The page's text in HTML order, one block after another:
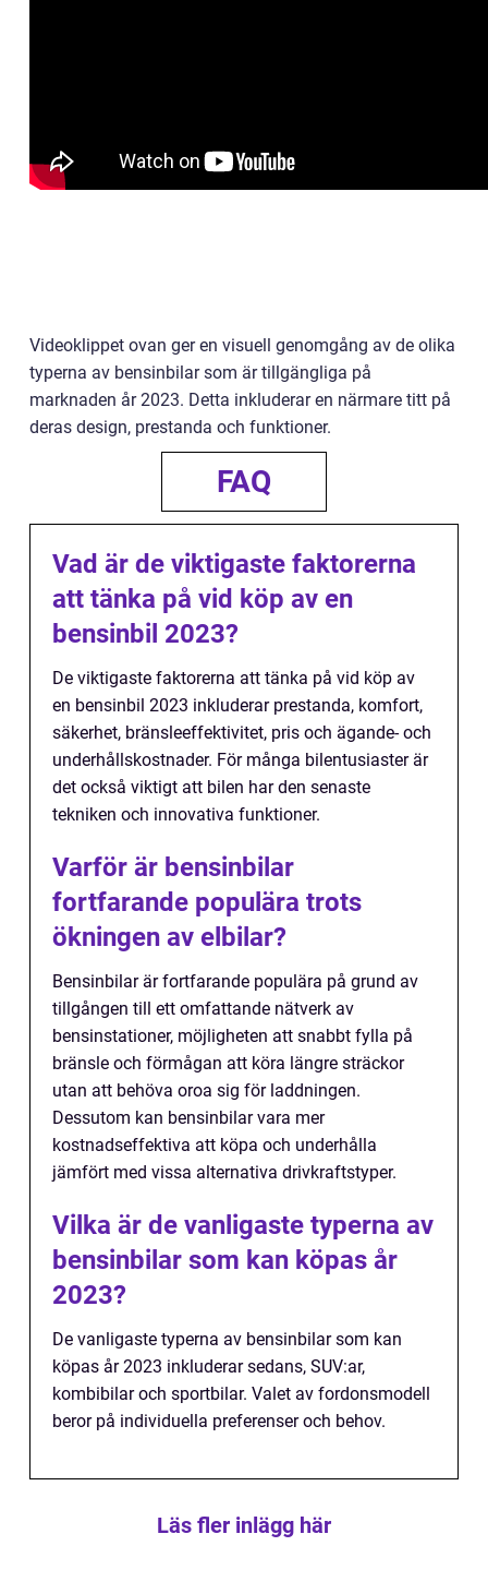
Videoklippet ovan ger en visuell genomgång av de olika
typerna av bensinbilar som är tillgängliga på
marknaden år 2023. Detta inkluderar en närmare titt på
deras design, prestanda och funktioner.
FAQ
Vad är de viktigaste faktorerna
att tänka på vid köp av en
bensinbil 2023?
De viktigaste faktorerna att tänka på vid köp av
en bensinbil 2023 inkluderar prestanda, komfort,
säkerhet, bränsleeffektivitet, pris och ägande- och
underhållskostnader. För många bilentusiaster är
det också viktigt att bilen har den senaste
tekniken och innovativa funktioner.
Varför är bensinbilar
fortfarande populära trots
ökningen av elbilar?
Bensinbilar är fortfarande populära på grund av
tillgången till ett omfattande nätverk av
bensinstationer, möjligheten att snabbt fylla på
bränsle och förmågan att köra längre sträckor
utan att behöva oroa sig för laddningen.
Dessutom kan bensinbilar vara mer
kostnadseffektiva att köpa och underhålla
jämfört med vissa alternativa drivkraftstyper.
Vilka är de vanligaste typerna av
bensinbilar som kan köpas år
2023?
De vanligaste typerna av bensinbilar som kan
köpas år 2023 inkluderar sedans, SUV:ar,
kombibilar och sportbilar. Valet av fordonsmodell
beror på individuella preferenser och behov.
Läs fler inlägg här